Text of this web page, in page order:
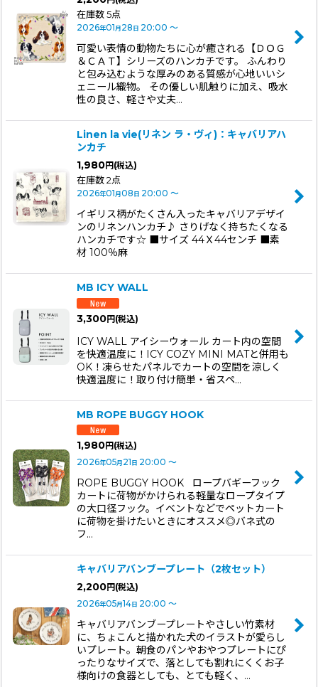
在庫数 5点
2026年01月28日 20:00 ～
可愛い表情の動物たちに心が癒される【ＤＯＧ
＆ＣＡＴ】シリーズのハンカチです。 ふんわり
と包み込むような厚みのある質感が心地いいシ
ェニール織物。 その優しい肌触りに加え、吸水
性の良さ、軽さや丈夫…
Linen la vie(リネン ラ・ヴィ)：キャバリアハ
ンカチ
1,980円 (税込)
在庫数 2点
2026年01月08日 20:00 ～
イギリス柄がたくさん入ったキャバリアデザイ
ンのリネンハンカチ♪ さりげなく持ちたくなる
ハンカチです☆ ■サイズ 44Ｘ44センチ ■素
材 100％麻
MB ICY WALL
3,300円(税込)
ICY WALL アイシーウォール カート内の空間
を快適温度に！ICY COZY MINI MATと併用も
OK！凍らせたパネルでカートの空間を涼しく
快適温度に！取り付け簡単・省スペ…
MB ROPE BUGGY HOOK
1,980円 (税込)
2026年05月 21 日 20:00 ～
ROPE BUGGY HOOK ロープバギーフック
カートに荷物がかけられる軽量なロープタイプ
の大口径フック。イベントなどでペットカート
に荷物を掛けたいときにオススメ◎バネ式の
フ…
キャバリアバンブープレート（2枚セット）
2,200円 (税込)
2026年05月14日 20:00 ～
キャバリアバンブープレートやさしい竹素材
に、ちょこんと描かれた犬のイラストが愛らし
いプレート。朝食のパンやおやつプレートにぴ
ったりなサイズで、落としても割れにくくお子
様向けの食器としても、とても軽く、…